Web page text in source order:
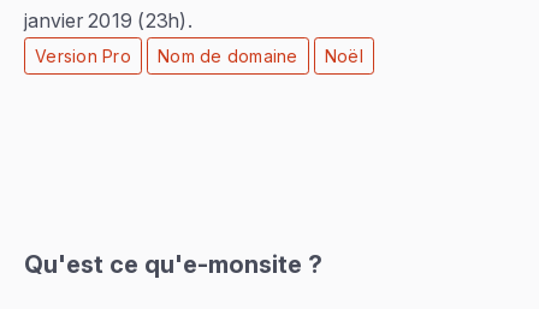
janvier 2019 (23h).
Version Pro Nom de domaine Noël
Qu'est ce qu'e-monsite ?